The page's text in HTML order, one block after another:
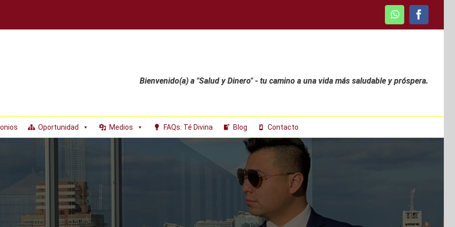
WhatsApp
Bienvenido(a) a "Salud y Dinero" - tu camino a una vida más saludable y próspera.
Oportunidad Medios FAQs: Té Divina Blog Contacto